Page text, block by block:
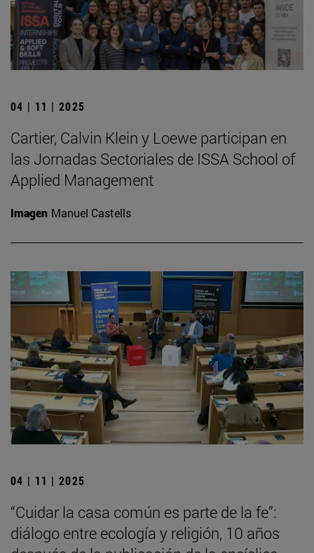
04 | 11 | 2025
Cartier, Calvin Klein y Loewe participan en
las Jornadas Sectoriales de ISSA School of
Applied Management
Imagen Manuel Castells
04 | 11 | 2025
“Cuidar la casa común es parte de la fe”:
diálogo entre ecología y religión, 10 años